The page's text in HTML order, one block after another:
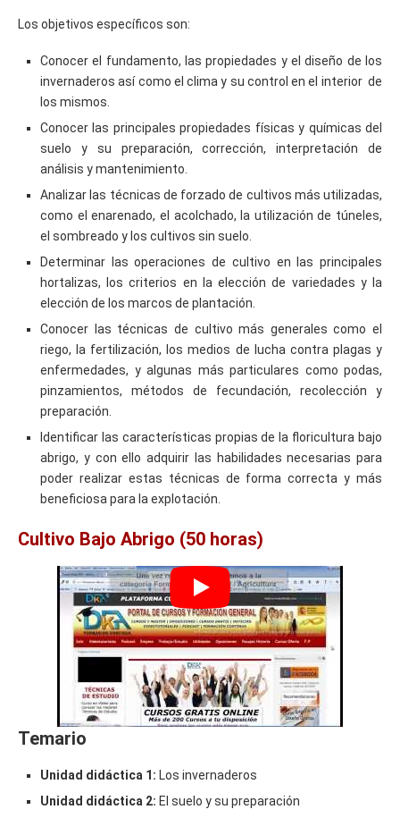
Los objetivos específicos son:
Conocer el fundamento, las propiedades y el diseño de los
invernaderos así como el clima y su control en el interior de
los mismos.
Conocer las principales propiedades físicas y químicas del
suelo y su preparación, corrección, interpretación de
análisis y mantenimiento.
Analizar las técnicas de forzado de cultivos más utilizadas,
como el enarenado, el acolchado, la utilización de túneles,
el sombreado y los cultivos sin suelo.
Determinar las operaciones de cultivo en las principales
hortalizas, los criterios en la elección de variedades y la
elección de los marcos de plantación.
Conocer las técnicas de cultivo más generales como el
riego, la fertilización, los medios de lucha contra plagas y
enfermedades, y algunas más particulares como podas,
pinzamientos, métodos de fecundación, recolección y
preparación.
Identificar las características propias de la floricultura bajo
abrigo, y con ello adquirir las habilidades necesarias para
poder realizar estas técnicas de forma correcta y más
beneficiosa para la explotación.
Cultivo Bajo Abrigo (50 horas)
Temario
Unidad didáctica 1: Los invernaderos
Unidad didáctica 2: El suelo y su preparación